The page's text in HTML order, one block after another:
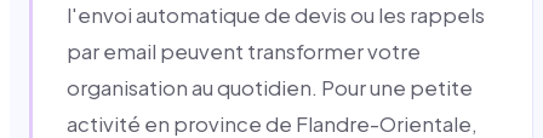
l'envoi automatique de devis ou les rappels
par email peuvent transformer votre
organisation au quotidien. Pour une petite
activité en province de Flandre-Orientale,